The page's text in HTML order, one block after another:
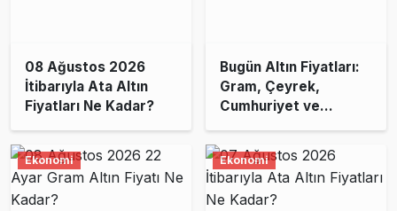
08 Ağustos 2026
İtibarıyla Ata Altın
Fiyatları Ne Kadar?
Bugün Altın Fiyatları:
Gram, Çeyrek,
Cumhuriyet ve
Ekonomi Ekonomi